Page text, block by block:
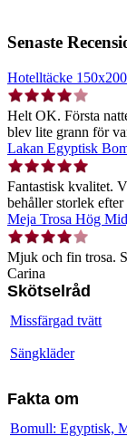
Senaste
Hotelltäcke
Helt OK. Första
blev lite grann för
Lakan Egyptisk
Fantastisk kvalitet.
behåller storlek efter
Meja Trosa Hög
Mjuk och fin trosa.
Carina
Skötselråd
Missfärgad tvätt
Sängkläder
Fakta om
Bomull: Egyptisk,